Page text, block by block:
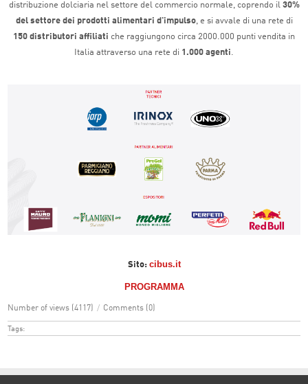
distribuzione dolciaria nel settore del commercio normale, coprendo il 30%
del settore dei prodotti alimentari d'impulso, e si avvale di una rete di
150 distributori affiliati che raggiungono circa 2000.000 punti vendita in
Italia attraverso una rete di 1.000 agenti.
Sito: cibus.it
PROGRAMMA
Number of views (4117) / Comments (0)
Tags: